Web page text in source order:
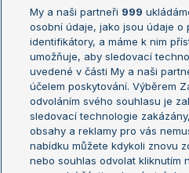
Žebříček ATP (muži)
Žebříček WTA (ženy)
Sázkařský žebříček
US
Aktualní trendy
My a naši partneři 999
osobní údaje, jako jsou údaje o
identifikátory, a máme k nim
umožňuje, aby sledovací
uvedené v části My a naši
účelem poskytování. Výběrem
odvoláním svého souhlasu je
sledovací technologie
obsahy a reklamy pro vás
nabídku můžete kdykoli znovu
nebo souhlas odvolat kliknutím